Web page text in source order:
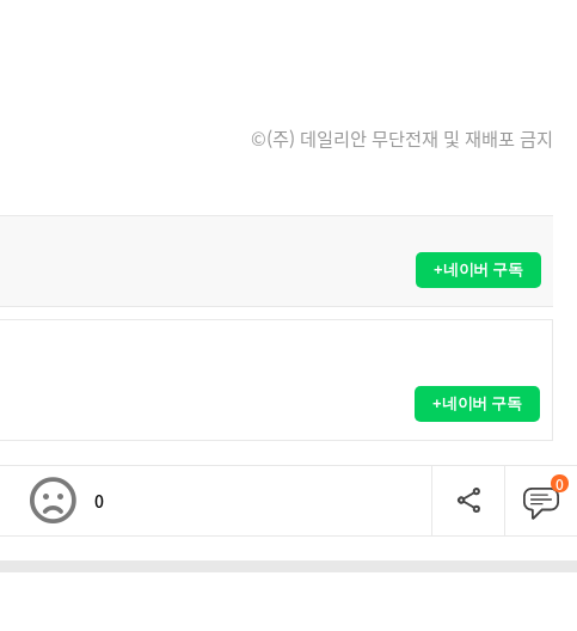
©(주) 데일리안 무단전재 및 재배포 금지
+네이버 구독
+네이버 구독
0
0